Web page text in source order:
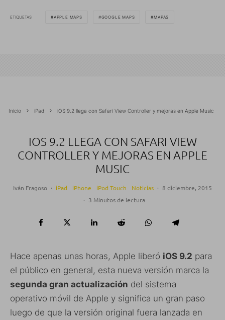
ETIQUETAS APPLE MAPS GOOGLE MAPS MAPAS
Inicio iPad iOS 9.2 llega con Safari View Controller y mejoras en Apple Music
IOS 9.2 LLEGA CON SAFARI VIEW
CONTROLLER Y MEJORAS EN APPLE
MUSIC
Iván Fragoso · iPad iPhone iPod Touch Noticias · 8 diciembre, 2015
· 3 Minutos de lectura
Hace apenas unas horas, Apple liberó iOS 9.2 para
el público en general, esta nueva versión marca la
segunda gran actualización del sistema
operativo móvil de Apple y significa un gran paso
luego de que la versión original fuera lanzada en